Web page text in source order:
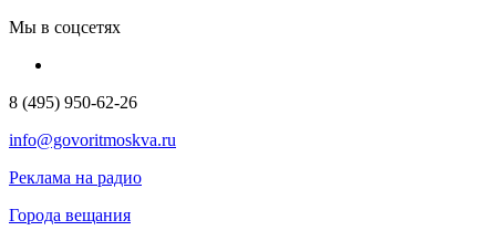
Мы в соцсетях
8 (495) 950-62-26
info@govoritmoskva.ru
Реклама на радио
Города вещания